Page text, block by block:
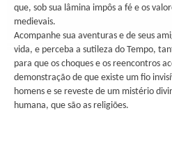
que, sob sua lâmina impôs a fé e os
medievais.
Acompanhe sua aventuras e de seus
vida, e perceba a sutileza do Tempo,
para que os choques e os reencontros
demonstração de que existe um fio
homens e se reveste de um mistério
humana, que são as religiões.